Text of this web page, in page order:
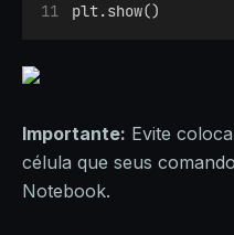
plt.show()
Importante: Evite
célula que seus
Notebook.